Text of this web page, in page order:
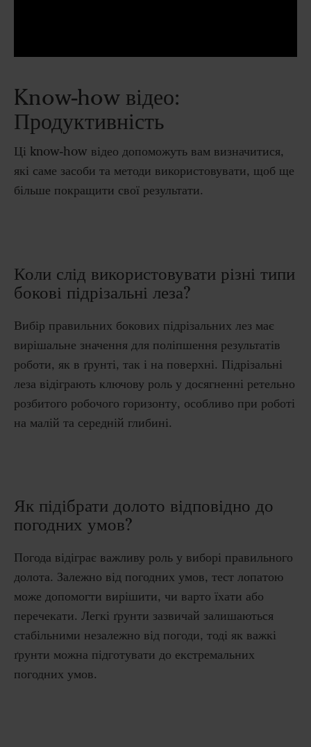
Know-how відео:
Продуктивність
Ці know-how відео допоможуть вам визначитися,
які саме засоби та методи використовувати, щоб ще
більше покращити свої результати.
Коли слід використовувати різні типи
бокові підрізальні леза?
Вибір правильних бокових підрізальних лез має
вирішальне значення для поліпшення результатів
роботи, як в ґрунті, так і на поверхні. Підрізальні
леза відіграють ключову роль у досягненні ретельно
розбитого робочого горизонту, особливо при роботі
на малій та середній глибині.
Як підібрати долото відповідно до
погодних умов?
Погода відіграє важливу роль у виборі правильного
долота. Залежно від погодних умов, тест лопатою
може допомогти вирішити, чи варто їхати або
перечекати. Легкі ґрунти зазвичай залишаються
стабільними незалежно від погоди, тоді як важкі
ґрунти можна підготувати до екстремальних
погодних умов.